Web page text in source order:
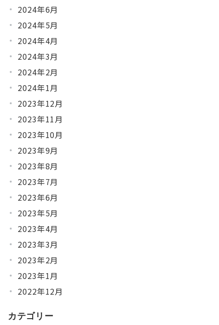
2024年6月
2024年5月
2024年4月
2024年3月
2024年2月
2024年1月
2023年12月
2023年11月
2023年10月
2023年9月
2023年8月
2023年7月
2023年6月
2023年5月
2023年4月
2023年3月
2023年2月
2023年1月
2022年12月
カテゴリー